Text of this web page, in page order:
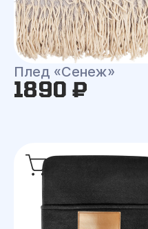
Плед «Сенеж»
1890 ₽